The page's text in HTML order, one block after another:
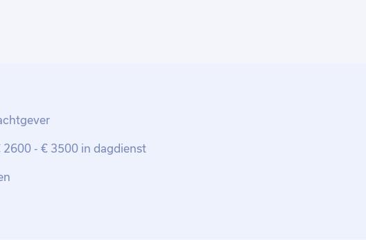
uit de machines repareren en reviseren. Je
2600 - € 3500 in dagdienst